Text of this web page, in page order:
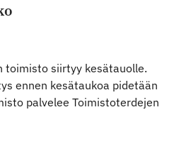
toimisto siirtyy kesätauolle.
ennen kesätaukoa pidetään
palvelee Toimistoterdejen